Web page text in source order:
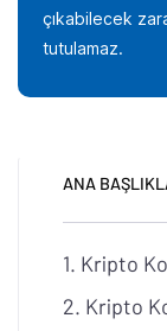
çıkabilecek
tutulamaz.
ANA
Kripto
Kripto